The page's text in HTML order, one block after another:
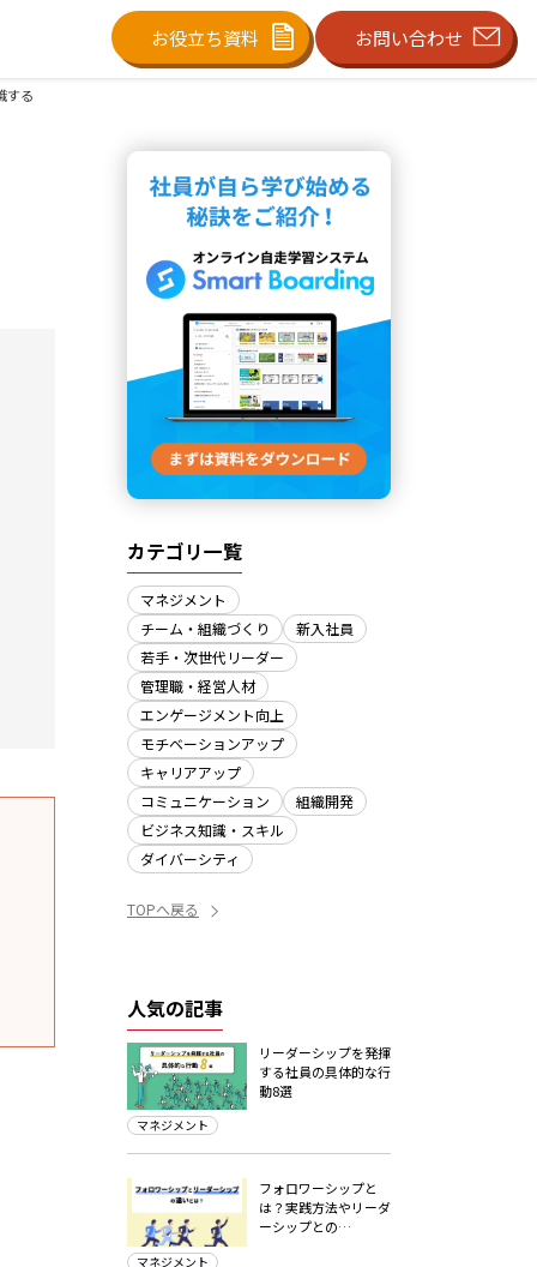
お役立ち資料 お問い合わせ
する
カテゴリ一覧
マネジメント
チーム・組織づくり
新入社員
若手・次世代リーダー
管理職・経営人材
エンゲージメント向上
モチベーションアップ
キャリアアップ
コミュニケーション
組織開発
ビジネス知識・スキル
ダイバーシティ
TOPへ戻る
人気の記事
リーダーシップを発揮
する社員の具体的な行
動8選
マネジメント
フォロワーシップと
は？実践方法やリーダ
ーシップとの…
マネジメント